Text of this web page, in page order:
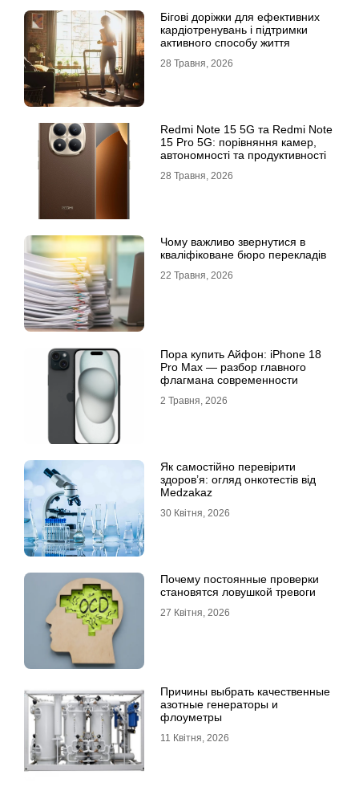
Бігові доріжки для ефективних
кардіотренувань і підтримки
активного способу життя
28 Травня, 2026
Redmi Note 15 5G та Redmi Note
15 Pro 5G: порівняння камер,
автономності та продуктивності
28 Травня, 2026
Чому важливо звернутися в
кваліфіковане бюро перекладів
22 Травня, 2026
Пора купить Айфон: iPhone 18
Pro Max — разбор главного
флагмана современности
2 Травня, 2026
Як самостійно перевірити
здоров’я: огляд онкотестів від
Medzakaz
30 Квітня, 2026
Почему постоянные проверки
становятся ловушкой тревоги
27 Квітня, 2026
Причины выбрать качественные
азотные генераторы и
флоуметры
11 Квітня, 2026